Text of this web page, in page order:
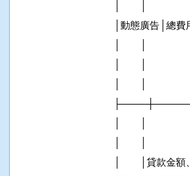
│        │
│動態廣告│總
│        │
│        │
│        │
│        │
│        │
│        │貸